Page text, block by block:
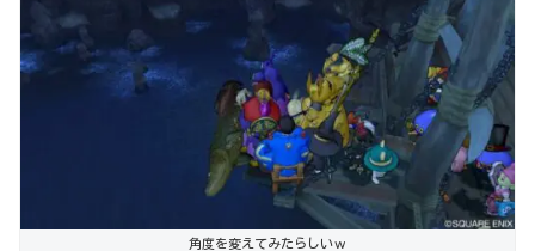
角度を変えてみたらしいｗ